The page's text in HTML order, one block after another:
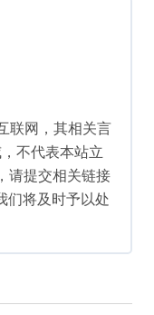
联网，其相关言
不代表本站立
请提交相关链接
们将及时予以处